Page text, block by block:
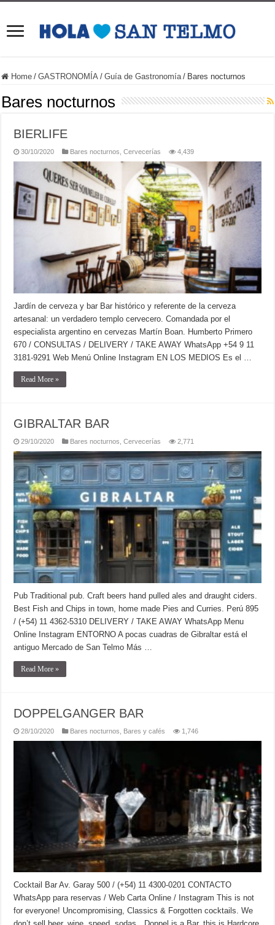
Home / GASTRONOMÍA / Guía de Gastronomía / Bares nocturnos
Bares nocturnos
BIERLIFE
30/10/2020 Bares nocturnos ,Cervecerías 4,439
Jardín de cerveza y bar Bar histórico y referente de la cerveza
artesanal: un verdadero templo cervecero. Comandada por el
especialista argentino en cervezas Martín Boan. Humberto Primero
670 / CONSULTAS / DELIVERY / TAKE AWAY WhatsApp +54 9 11
3181-9291 Web Menú Online Instagram EN LOS MEDIOS Es el …
Read More »
GIBRALTAR BAR
29/10/2020 Bares nocturnos ,Cervecerías 2,771
Pub Traditional pub. Craft beers hand pulled ales and draught ciders.
Best Fish and Chips in town, home made Pies and Curries. Perú 895
/ (+54) 11 4362-5310 DELIVERY / TAKE AWAY WhatsApp Menu
Online Instagram ENTORNO A pocas cuadras de Gibraltar está el
antiguo Mercado de San Telmo Más …
Read More »
DOPPELGANGER BAR
28/10/2020 Bares nocturnos Bares y cafés 1,746
Cocktail Bar Av. Garay 500 / (+54) 11 4300-0201 CONTACTO
WhatsApp para reservas / Web Carta Online / Instagram This is not
for everyone! Uncompromising, Classics & Forgotten cocktails. We